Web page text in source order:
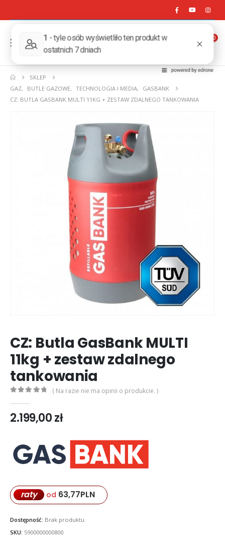
0
SKLEP
GAZ, BUTLE GAZOWE, TECHNOLOGIA I MEDIA,
GASBANK
CZ: BUTLA GASBANK MULTI 11KG + ZESTAW ZDALNEGO TANKOWANIA
CZ: Butla GasBank MULTI
11kg + zestaw zdalnego
tankowania
( Na razie nie ma opinii o produkcie. )
2.199,00zł
raty od 63,77PLN
Dostępność: Brak produktu.
SKU: 5900000000800